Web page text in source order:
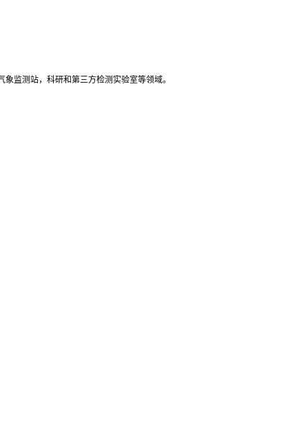
象监测站，科研和第三方检测实验室等领域。